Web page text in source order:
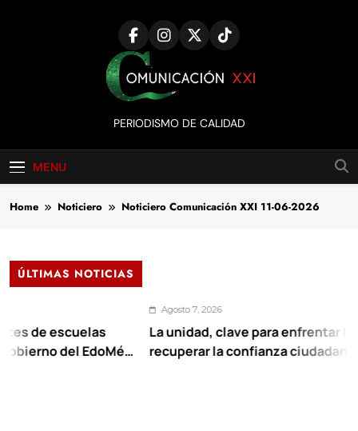
Comunicación
XXI
PERIODISMO DE CALIDAD
MENU
Home Noticiero Noticiero Comunicación XXI 11-06-2026
ÚLTIMAS NOTICIAS
EdoMéx
Agosto 7, 2026
La unidad, clave para enfrentar los retos y
recuperar la confianza ciudadana: